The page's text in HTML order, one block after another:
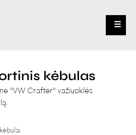
☰
kėbulas
"VW Crafter" važiuoklės